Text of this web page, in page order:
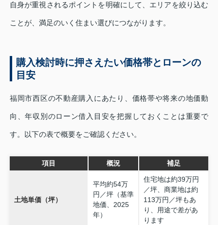
自身が重視されるポイントを明確にして、エリアを絞り込む
ことが、満足のいく住まい選びにつながります。
購入検討時に押さえたい価格帯とローンの
目安
福岡市西区の不動産購入にあたり、価格帯や将来の地価動
向、年収別のローン借入目安を把握しておくことは重要で
す。以下の表で概要をご確認ください。
項目 概況 補足
土地単価（坪）
平均約54万
円／坪（基準
地価、2025
年）
住宅地は約39万円
／坪、商業地は約
113万円／坪もあ
り、用途で差があ
ります